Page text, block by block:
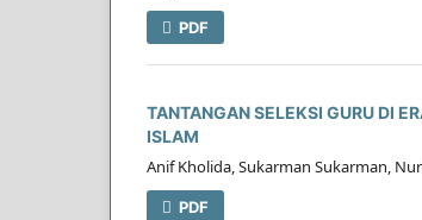
PDF
TANTANGAN SELEKSI GURU DI
ISLAM
Anif Kholida, Sukarman Sukarman,
PDF